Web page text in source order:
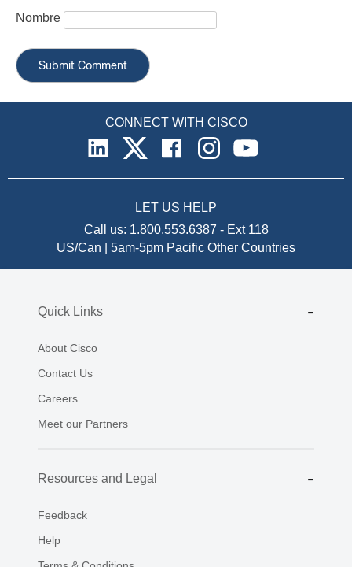
Nombre
CONNECT WITH CISCO
LET US HELP
Call us: 1.800.553.6387 - Ext 118
US/Can | 5am-5pm Pacific Other Countries